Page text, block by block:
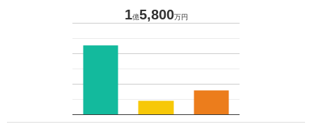
1億5,800万円